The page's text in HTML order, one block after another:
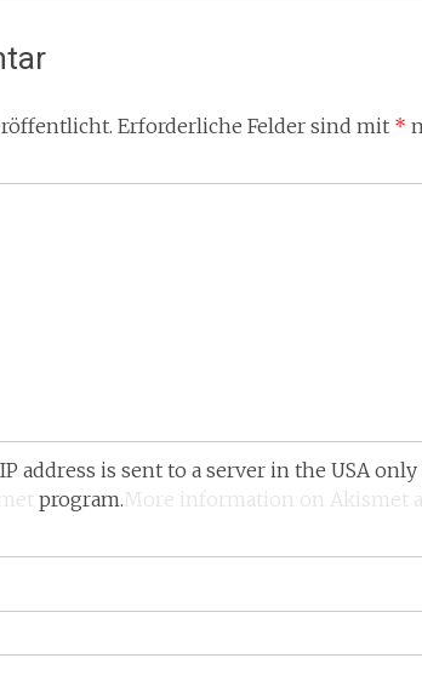
Erforderliche Felder sind mit *
address is sent to a server in the USA
program.More information on Akismet